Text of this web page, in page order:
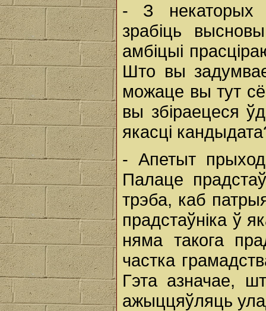
- З некаторых
зрабіць
амбіцыі
Што вы
можаце вы тут
вы збіраецеся
якасці
- Апетыт
Палаце
трэба, каб
прадстаўніка ў
няма такога
частка
Гэта азначае,
ажыццяўляць